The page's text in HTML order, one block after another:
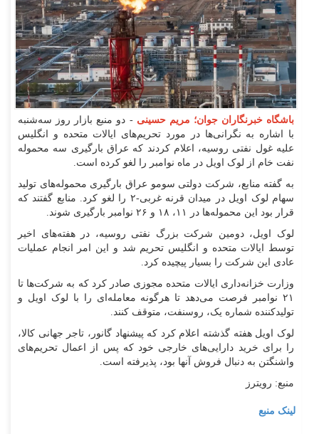
باشگاه خبرنگاران جوان؛ مریم حسینی - دو منبع بازار روز سه‌شنبه
با اشاره به نگرانی‌ها در مورد تحریم‌های ایالات متحده و انگلیس
علیه غول نفتی روسیه، اعلام کردند که عراق بارگیری سه محموله
نفت خام از لوک اویل در ماه نوامبر را لغو کرده است.
به گفته منابع، شرکت دولتی سومو عراق بارگیری محموله‌های تولید
سهام لوک اویل در میدان قرنه غربی-۲ را لغو کرد. منابع گفتند که
قرار بود این محموله‌ها در ۱۱، ۱۸ و ۲۶ نوامبر بارگیری شوند.
لوک اویل، دومین شرکت بزرگ نفتی روسیه، در هفته‌های اخیر
توسط ایالات متحده و انگلیس تحریم شد و این امر انجام عملیات
عادی این شرکت را بسیار پیچیده کرد.
وزارت خزانه‌داری ایالات متحده مجوزی صادر کرد که به شرکت‌ها تا
۲۱ نوامبر فرصت می‌دهد تا هرگونه معامله‌ای را با لوک اویل و
تولیدکننده شماره یک، روسنفت، متوقف کنند.
لوک اویل هفته گذشته اعلام کرد که پیشنهاد گانور، تاجر جهانی کالا،
را برای خرید دارایی‌های خارجی خود که پس از اعمال تحریم‌های
واشنگتن به دنبال فروش آنها بود، پذیرفته است.
منبع: رویترز
لینک منبع